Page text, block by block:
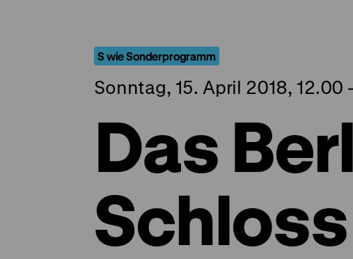
S wie Sonderprogramm
Sonntag, 15. April 2018, 12.00
Das
Schloss